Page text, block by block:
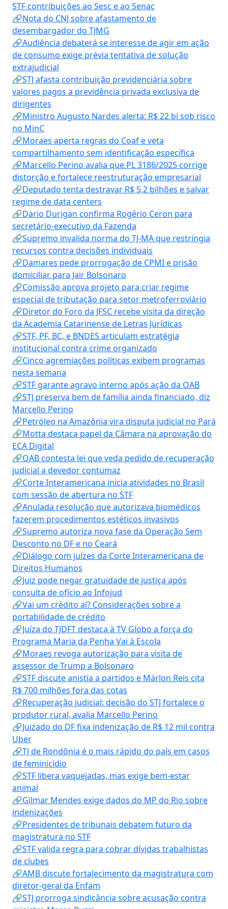
STF contribuições ao Sesc e ao Senac
🔗Nota do CNJ sobre afastamento de
desembargador do TJMG
🔗Audiência debaterá se interesse de agir em ação
de consumo exige prévia tentativa de solução
extrajudicial
🔗STJ afasta contribuição previdenciária sobre
valores pagos a previdência privada exclusiva de
dirigentes
🔗Ministro Augusto Nardes alerta: R$ 22 bi sob risco
no MinC
🔗Moraes aperta regras do Coaf e veta
compartilhamento sem identificação específica
🔗Marcello Perino avalia que PL 3186/2025 corrige
distorção e fortalece reestruturação empresarial
🔗Deputado tenta destravar R$ 5,2 bilhões e salvar
regime de data centers
🔗Dario Durigan confirma Rogério Ceron para
secretário-executivo da Fazenda
🔗Supremo invalida norma do TJ-MA que restringia
recursos contra decisões individuais
🔗Damares pede prorrogação de CPMI e prisão
domiciliar para Jair Bolsonaro
🔗Comissão aprova projeto para criar regime
especial de tributação para setor metroferroviário
🔗Diretor do Foro da JFSC recebe visita da direção
da Academia Catarinense de Letras Jurídicas
🔗STF, PF, BC, e BNDES articulam estratégia
institucional contra crime organizado
🔗Cinco agremiações políticas exibem programas
nesta semana
🔗STF garante agravo interno após ação da OAB
🔗STJ preserva bem de família ainda financiado, diz
Marcello Perino
🔗Petróleo na Amazônia vira disputa judicial no Pará
🔗Motta destaca papel da Câmara na aprovação do
ECA Digital
🔗OAB contesta lei que veda pedido de recuperação
judicial a devedor contumaz
🔗Corte Interamericana inicia atividades no Brasil
com sessão de abertura no STF
🔗Anulada resolução que autorizava biomédicos
fazerem procedimentos estéticos invasivos
🔗Supremo autoriza nova fase da Operação Sem
Desconto no DF e no Ceará
🔗Diálogo com juízes da Corte Interamericana de
Direitos Humanos
🔗Juiz pode negar gratuidade de justiça após
consulta de ofício ao Infojud
🔗Vai um crédito aí? Considerações sobre a
portabilidade de crédito
🔗Juíza do TJDFT destaca à TV Globo a força do
Programa Maria da Penha Vai à Escola
🔗Moraes revoga autorização para visita de
assessor de Trump a Bolsonaro
🔗STF discute anistia a partidos e Márlon Reis cita
R$ 700 milhões fora das cotas
🔗Recuperação judicial: decisão do STJ fortalece o
produtor rural, avalia Marcello Perino
🔗Juizado do DF fixa indenização de R$ 12 mil contra
Uber
🔗TJ de Rondônia é o mais rápido do país em casos
de feminicídio
🔗STF libera vaquejadas, mas exige bem-estar
animal
🔗Gilmar Mendes exige dados do MP do Rio sobre
indenizações
🔗Presidentes de tribunais debatem futuro da
magistratura no STF
🔗STF valida regra para cobrar dívidas trabalhistas
de clubes
🔗AMB discute fortalecimento da magistratura com
diretor-geral da Enfam
🔗STJ prorroga sindicância sobre acusação contra